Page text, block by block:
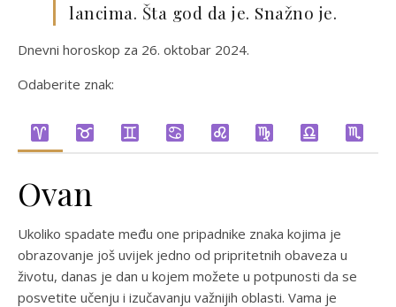
lancima. Šta god da je. Snažno je.
Dnevni horoskop za 26. oktobar 2024.
Odaberite znak:
Ovan
Ukoliko spadate među one pripadnike znaka kojima je
obrazovanje još uvijek jedno od pripritetnih obaveza u
životu, danas je dan u kojem možete u potpunosti da se
posvetite učenju i izučavanju važnijih oblasti. Vama je